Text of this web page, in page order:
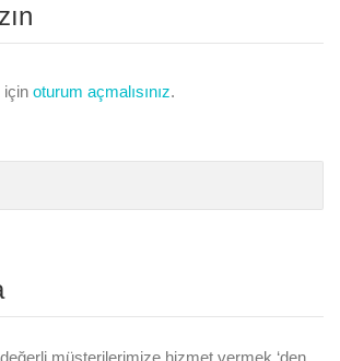
için oturum açmalısınız.
müşterilerimize hizmet vermek ‘den